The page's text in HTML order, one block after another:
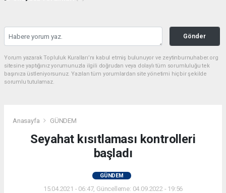
Gönder
Yorum yazarak Topluluk Kuralları’nı kabul etmiş bulunuyor ve zeytinburnuhaber.org
sitesine yaptığınız yorumunuzla ilgili doğrudan veya dolaylı tüm sorumluluğu tek
başınıza üstleniyorsunuz. Yazılan tüm yorumlardan site yönetimi hiçbir şekilde
sorumlu tutulamaz.
Anasayfa GÜNDEM
Seyahat kısıtlaması kontrolleri
başladı
GÜNDEM
15.04.2021 - 06:47, Güncelleme: 04.09.2022 - 19:56